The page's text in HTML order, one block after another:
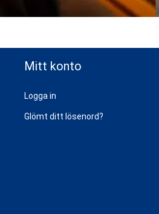
Mitt konto
Logga in
Glömt ditt lösenord?